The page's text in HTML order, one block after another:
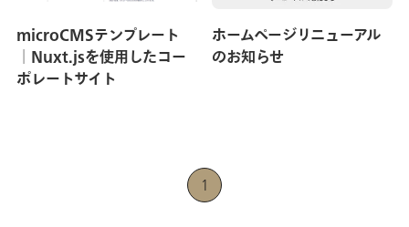
お問い合わせ
microCMSテンプレート
│Nuxt.jsを使用したコー
ポレートサイト
ホームページリニューアル
のお知らせ
1